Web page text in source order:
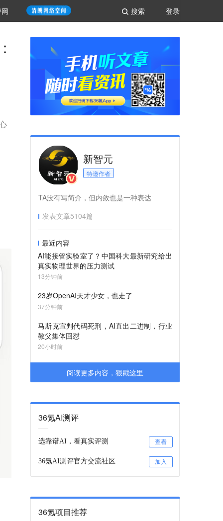
登录
搜索
新智元
特邀作者
TA没有写简介，但内敛也是一种表达
发表文章5104篇
最近内容
AI能接管实验室了？中国科大最新研究给出
真实物理世界的压力测试
13分钟前
23岁OpenAI天才少女，也走了
37分钟前
马斯克宣判代码死刑，AI直出二进制，行业
教父集体回怼
20小时前
阅读更多内容，狠戳这里
36氪AI测评
选靠谱AI，看真实评测 查看
36氪AI测评官方交流社区 加入
36氪项目推荐